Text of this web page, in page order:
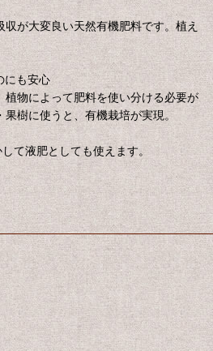
が大変良い天然有機肥料です。植え
にも安心
植物によって肥料を使い分ける必要が
樹に使うと、有機栽培が実現。
て液肥としても使えます。